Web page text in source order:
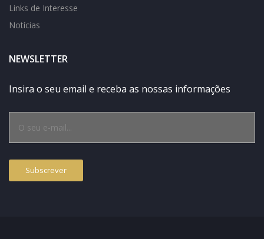
Links de Interesse
Notícias
NEWSLETTER
Insira o seu email e receba as nossas informações